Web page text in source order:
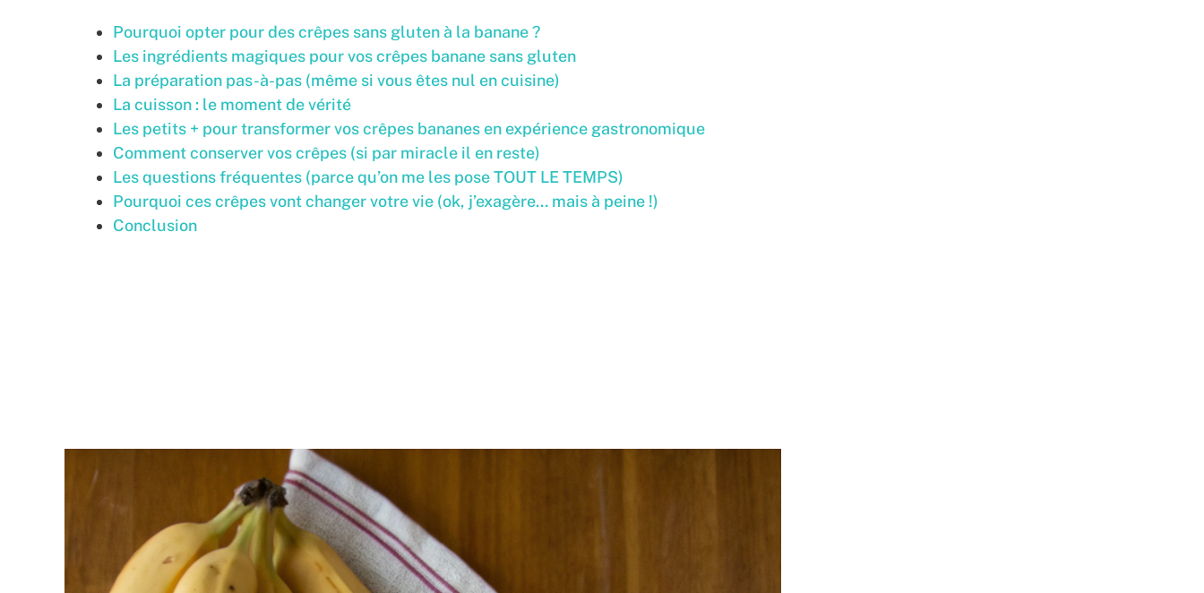
Pourquoi opter pour des crêpes sans gluten à la banane ?
Les ingrédients magiques pour vos crêpes banane sans gluten
La préparation pas-à-pas (même si vous êtes nul en cuisine)
La cuisson : le moment de vérité
Les petits + pour transformer vos crêpes bananes en expérience gastronomique
Comment conserver vos crêpes (si par miracle il en reste)
Les questions fréquentes (parce qu’on me les pose TOUT LE TEMPS)
Pourquoi ces crêpes vont changer votre vie (ok, j’exagère… mais à peine !)
Conclusion